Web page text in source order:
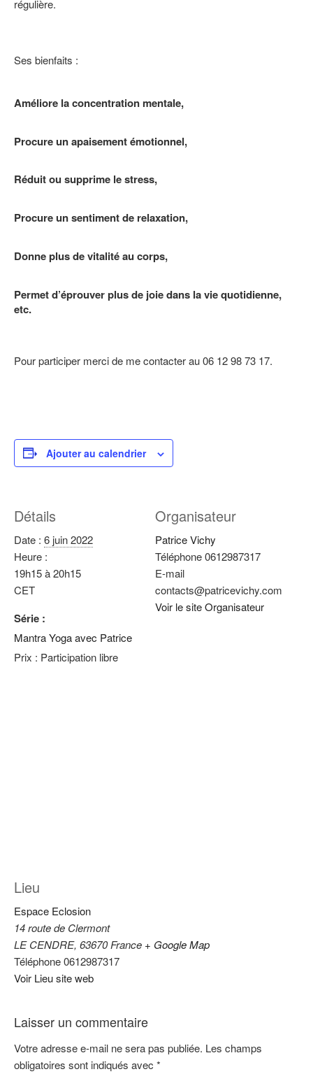
régulière.
Ses bienfaits :
Améliore la concentration mentale,
Procure un apaisement émotionnel,
Réduit ou supprime le stress,
Procure un sentiment de relaxation,
Donne plus de vitalité au corps,
Permet d’éprouver plus de joie dans la vie quotidienne,
etc.
Pour participer merci de me contacter au 06 12 98 73 17.
Ajouter au calendrier
Détails
Date : 6 juin 2022
Heure :
19h15 à 20h15
CET
Série :
Mantra Yoga avec Patrice
Prix : Participation libre
Organisateur
Patrice Vichy
Téléphone0612987317
E-mail
contacts@patricevichy.com
Voir le site Organisateur
Lieu
Espace Eclosion
14 route de Clermont
LE CENDRE, 63670 France + Google Map
Téléphone0612987317
Voir Lieu site web
Laisser un commentaire
Votre adresse e-mail ne sera pas publiée. Les champs
obligatoires sont indiqués avec *